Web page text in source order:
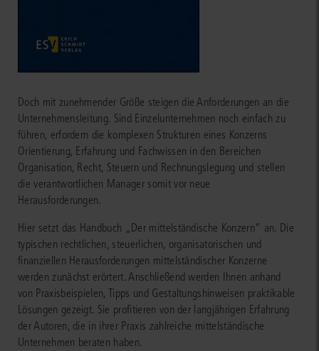
Doch mit zunehmender Größe steigen die Anforderungen an die
Unternehmensleitung. Sind Einzelunternehmen noch einfach zu
führen, erfordern die komplexen Strukturen eines Konzerns
Orientierung, Erfahrung und Fachwissen in den Bereichen
Organisation, Recht, Steuern und Rechnungslegung und stellen
die verantwortlichen Manager somit vor neue
Herausforderungen.
Hier setzt das Handbuch „Der mittelständische Konzern“ an. Die
typischen rechtlichen, steuerlichen, organisatorischen und
finanziellen Herausforderungen mittelständischer Konzerne
werden zunächst erörtert. Anschließend werden Ihnen anhand
von Praxisbeispielen, Tipps und Gestaltungshinweisen praktikable
Lösungen gezeigt. Sie profitieren von der langjährigen Erfahrung
der Autoren, die in ihrer Praxis zahlreiche mittelständische
Unternehmen beraten haben.